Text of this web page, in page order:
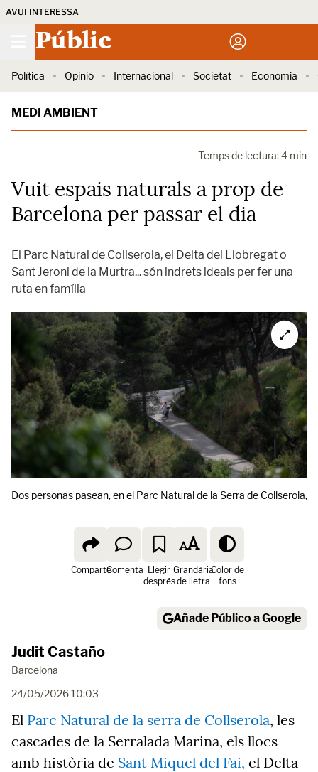
AVUI INTERESSA
Públic
Política Opinió Internacional Societat Economia
MEDI AMBIENT
Temps de lectura: 4 min
Vuit espais naturals a prop de
Barcelona per passar el dia
El Parc Natural de Collserola, el Delta del Llobregat o
Sant Jeroni de la Murtra... són indrets ideals per fer una
ruta en família
Dos personas pasean, en el Parc Natural de la Serra de Collserola,
ComparteComenta Llegir
després
Grandària
de lletra
Color de
fons
Añade Público a Google
Judit Castaño
Barcelona
24/05/2026 10:03
El Parc Natural de la serra de Collserola, les
cascades de la Serralada Marina, els llocs
amb història de Sant Miquel del Fai, el Delta